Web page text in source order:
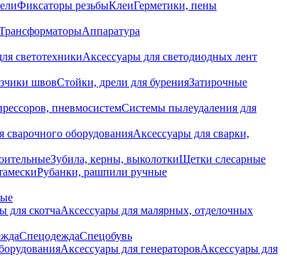
Фиксаторы резьбыКлеиГерметики, пены
Аппаратура
светотехникиАксессуары для светодиодных лент
швовСтойки, дрели для буренияЗатирочные
пневмосистемСистемы пылеудаления для
оборудованияАксессуары для сварки,
Зубила, керны, выколоткиЩетки слесарные
Рубанки, рашпили ручные
для скотчаАксессуары для малярных, отделочных
СпецодеждаСпецобувь
Аксессуары для генераторовАксессуары для